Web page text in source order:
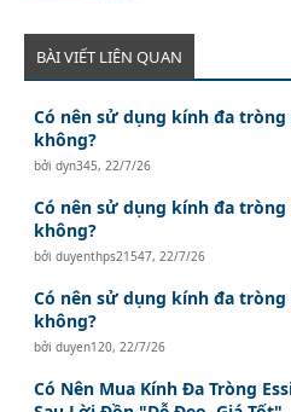
BÀI VIẾT LIÊN QUAN
Có nên sử dụng kính đa tròng
không?
bởidyn345, 22/7/26
Có nên sử dụng kính đa tròng
không?
bởiduyenthps21547, 22/7/26
Có nên sử dụng kính đa tròng
không?
bởiduyen120, 22/7/26
Có Nên Mua Kính Đa Tròng